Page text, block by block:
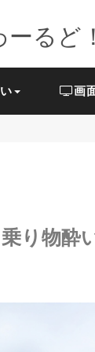
るど！
画
乗り物